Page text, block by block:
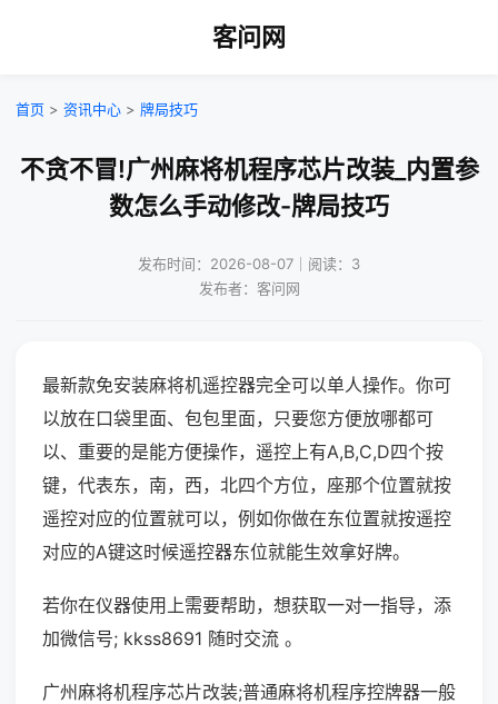
客问网
首页 > 资讯中心 > 牌局技巧
不贪不冒!广州麻将机程序芯片改装_内置参
数怎么手动修改-牌局技巧
发布时间：2026-08-07｜阅读：3
发布者：客问网
最新款免安装麻将机遥控器完全可以单人操作。你可
以放在口袋里面、包包里面，只要您方便放哪都可
以、重要的是能方便操作，遥控上有A,B,C,D四个按
键，代表东，南，西，北四个方位，座那个位置就按
遥控对应的位置就可以，例如你做在东位置就按遥控
对应的A键这时候遥控器东位就能生效拿好牌。
若你在仪器使用上需要帮助，想获取一对一指导，添
加微信号; kkss8691 随时交流 。
广州麻将机程序芯片改装;普通麻将机程序控牌器一般